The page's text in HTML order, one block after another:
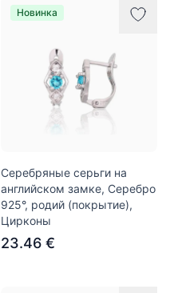
Новинка
Серебряные серьги на
английском замке, Серебро
925°, родий (покрытие),
Цирконы
23.46 €